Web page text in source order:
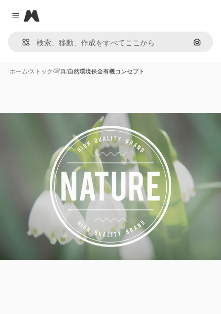
Close menu
Magnific
画像で
ホーム/ストック/写真/自然環境保全有機コンセプト